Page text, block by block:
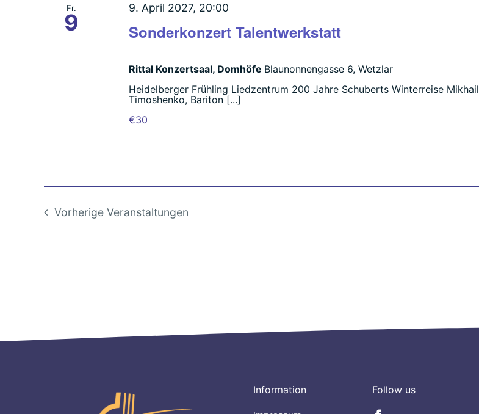
Fr.
9 Sonderkonzert Talentwerkstatt
9. April 2027, 20:00
Rittal Konzertsaal, Domhöfe Blaunonnengasse 6, Wetzlar
Heidelberger Frühling Liedzentrum 200 Jahre ­Schuberts Winterreise Mikhail
Timoshenko, Bariton [...]
€30
Vorherige Veranstaltungen
Information Follow us